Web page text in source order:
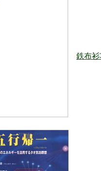
鉄布衫